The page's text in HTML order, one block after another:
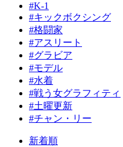
#K-1
#キックボクシング
#格闘家
#アスリート
#グラビア
#モデル
#水着
#戦う女グラフィティ
#土曜更新
#チャン・リー
新着順